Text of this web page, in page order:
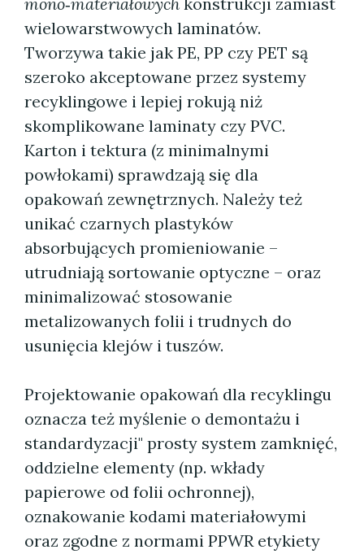
wielowarstwowych laminatów.
Tworzywa takie jak PE, PP czy PET są
szeroko akceptowane przez systemy
recyklingowe i lepiej rokują niż
skomplikowane laminaty czy PVC.
Karton i tektura (z minimalnymi
powłokami) sprawdzają się dla
opakowań zewnętrznych. Należy też
unikać czarnych plastyków
absorbujących promieniowanie –
utrudniają sortowanie optyczne – oraz
minimalizować stosowanie
metalizowanych folii i trudnych do
usunięcia klejów i tuszów.
Projektowanie opakowań dla recyklingu
oznacza też myślenie o demontażu i
standardyzacji" prosty system zamknięć,
oddzielne elementy (np. wkłady
papierowe od folii ochronnej),
oznakowanie kodami materiałowymi
oraz zgodne z normami PPWR etykiety